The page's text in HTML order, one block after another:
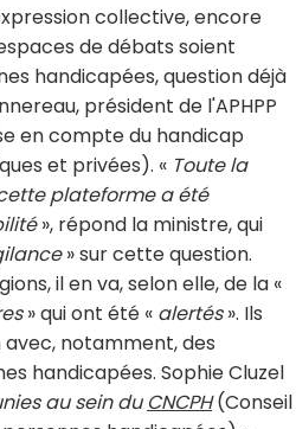
collective, encore
de débats soient
handicapées, question déjà
président de l'APHPP
en compte du handicap
et privées). « Toute la
plateforme a été
», répond la ministre, qui
» sur cette question.
il en va, selon elle, de la «
» qui ont été « alertés». Ils
notamment, des
handicapées. Sophie Cluzel
au sein du CNCPH(Conseil